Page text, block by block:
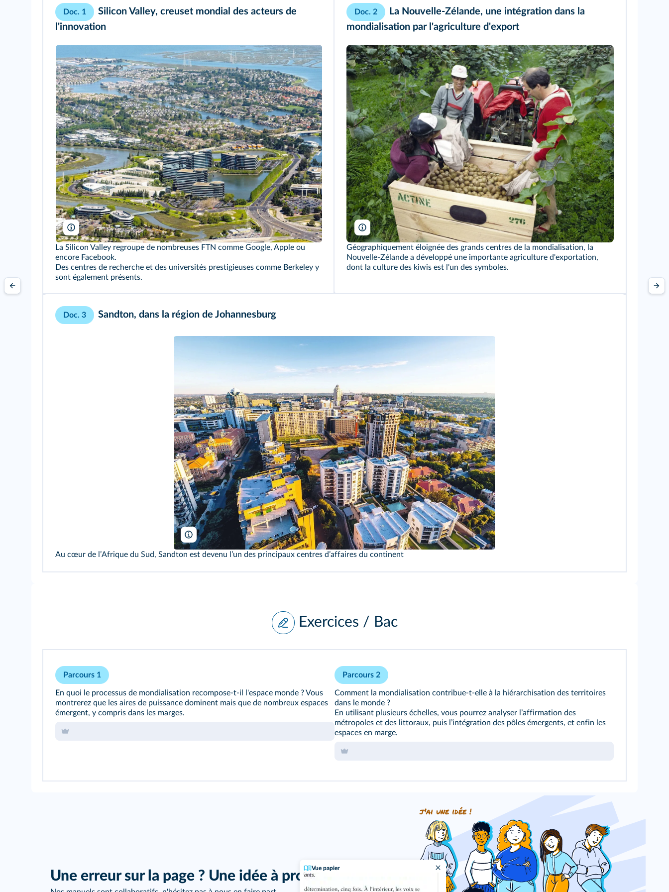
Vue papier
Doc. 1
Silicon Valley, creuset mondial des acteurs de
l'innovation
imageBROKER/Alamy
La Silicon Valley regroupe de nombreuses FTN comme Google, Apple ou
encore Facebook.
Des centres de recherche et des universités prestigieuses comme Berkeley y
sont également présents.
Doc. 2
La Nouvelle-Zélande, une intégration dans la
mondialisation par l'agriculture d'export
Julia Thorne/Robert Harding Heritage/RobertHarding/AFP
Géographiquement éloignée des grands centres de la mondialisation, la
Nouvelle-Zélande a développé une importante agriculture d'exportation,
dont la culture des kiwis est l'un des symboles.
Doc. 3 Sandton, dans la région de Johannesburg
Blaine Harrington III/Alamy
Au cœur de lʼAfrique du Sud, Sandton est devenu lʼun des principaux centres dʼaffaires du continent
Exercices / Bac
Parcours 1
En quoi le processus de mondialisation recompose-t-il l'espace monde ? Vous
montrerez que les aires de puissance dominent mais que de nombreux espaces
émergent, y compris dans les marges.
Parcours 2
Comment la mondialisation contribue-t-elle à la hiérarchisation des territoires
dans le monde ?
En utilisant plusieurs échelles, vous pourrez analyser lʼaffirmation des
métropoles et des littoraux, puis lʼintégration des pôles émergents, et enfin les
espaces en marge.
Une erreur sur la page ? Une idée à proposer ?
j'ai une idée !